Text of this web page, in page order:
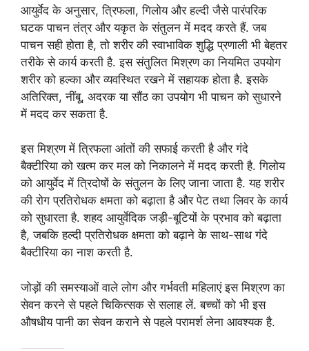
आयुर्वेद के अनुसार, त्रिफला, गिलोय और हल्दी जैसे पारंपरिक
घटक पाचन तंत्र और यकृत के संतुलन में मदद करते हैं. जब
पाचन सही होता है, तो शरीर की स्वाभाविक शुद्धि प्रणाली भी बेहतर
तरीके से कार्य करती है. इस संतुलित मिश्रण का नियमित उपयोग
शरीर को हल्का और व्यवस्थित रखने में सहायक होता है. इसके
अतिरिक्त, नींबू, अदरक या सौंठ का उपयोग भी पाचन को सुधारने
में मदद कर सकता है.
इस मिश्रण में त्रिफला आंतों की सफाई करती है और गंदे
बैक्टीरिया को खत्म कर मल को निकालने में मदद करती है. गिलोय
को आयुर्वेद में त्रिदोषों के संतुलन के लिए जाना जाता है. यह शरीर
की रोग प्रतिरोधक क्षमता को बढ़ाता है और पेट तथा लिवर के कार्य
को सुधारता है. शहद आयुर्वेदिक जड़ी-बूटियों के प्रभाव को बढ़ाता
है, जबकि हल्दी प्रतिरोधक क्षमता को बढ़ाने के साथ-साथ गंदे
बैक्टीरिया का नाश करती है.
जोड़ों की समस्याओं वाले लोग और गर्भवती महिलाएं इस मिश्रण का
सेवन करने से पहले चिकित्सक से सलाह लें. बच्चों को भी इस
औषधीय पानी का सेवन कराने से पहले परामर्श लेना आवश्यक है.